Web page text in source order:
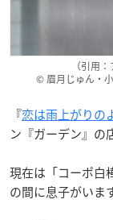
（引用
© 眉月じゅん・
『恋は雨上がりの
ン『ガーデン』の
現在は「コーポ白
の間に息子がいま